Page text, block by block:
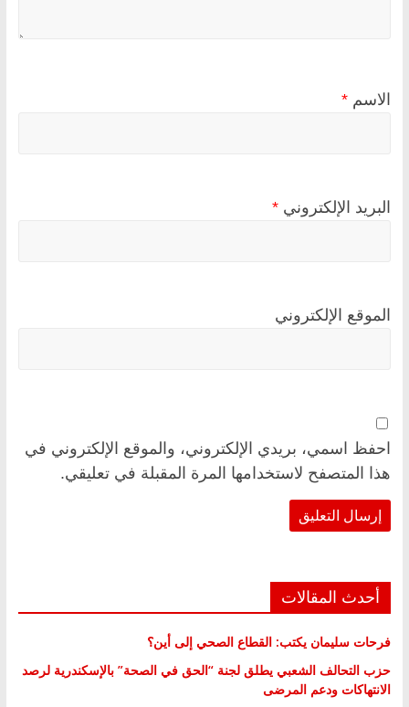
الاسم *
البريد الإلكتروني *
الموقع الإلكتروني
احفظ اسمي، بريدي الإلكتروني، والموقع الإلكتروني في
هذا المتصفح لاستخدامها المرة المقبلة في تعليقي.
أحدث المقالات
فرحات سليمان يكتب: القطاع الصحي إلى أين؟
حزب التحالف الشعبي يطلق لجنة “الحق في الصحة” بالإسكندرية لرصد
الانتهاكات ودعم المرضى